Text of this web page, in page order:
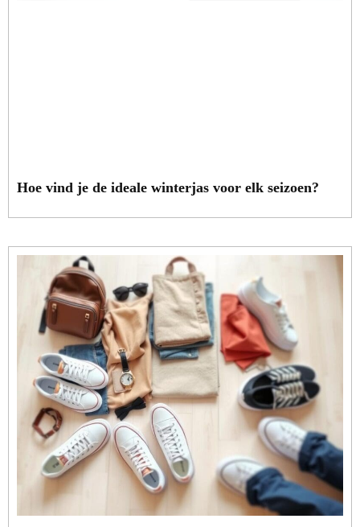
Hoe vind je de ideale winterjas voor elk seizoen?